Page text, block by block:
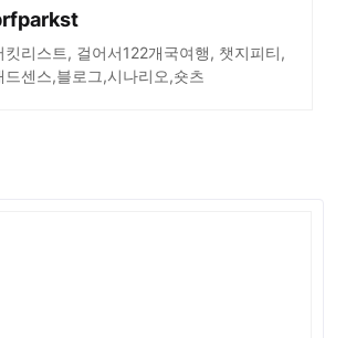
킷리스트, 걸어서122개국여행, 챗지피티,
드센스,블로그,시나리오,숏츠